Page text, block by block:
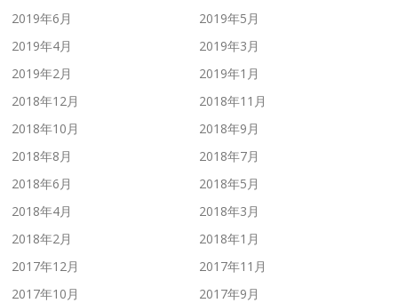
2019年6月
2019年5月
2019年4月
2019年3月
2019年2月
2019年1月
2018年12月
2018年11月
2018年10月
2018年9月
2018年8月
2018年7月
2018年6月
2018年5月
2018年4月
2018年3月
2018年2月
2018年1月
2017年12月
2017年11月
2017年10月
2017年9月